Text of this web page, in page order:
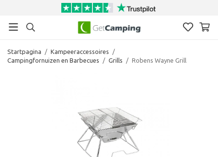
Startpagina / Kampeeraccessoires
/
Campingfornuizen en Barbecues
/ Grills / Robens Wayne Grill